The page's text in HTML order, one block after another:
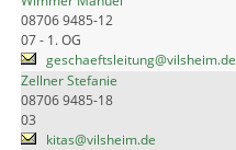
08706 9485-12
07 - 1. OG
geschaeftsleitung@vilsheim.de
Zellner Stefanie
08706 9485-18
03
kitas@vilsheim.de